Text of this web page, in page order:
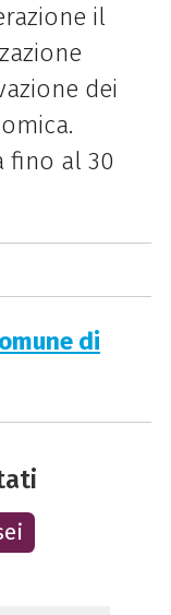
il
dei
fino al 30
di